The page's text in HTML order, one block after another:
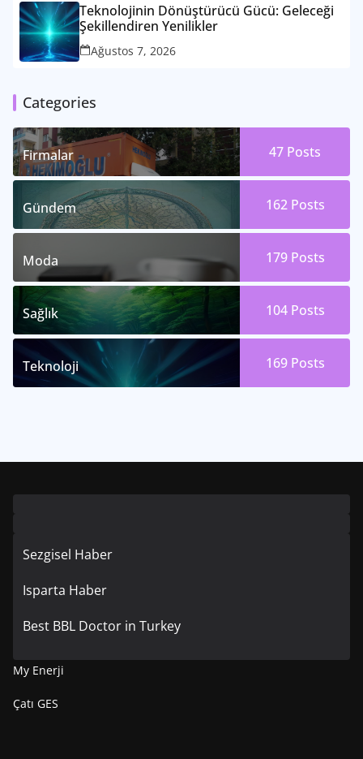
Teknolojinin Dönüştürücü Gücü: Geleceği
Şekillendiren Yenilikler
Ağustos 7, 2026
Categories
Firmalar 47 Posts
Gündem 162 Posts
Moda 179 Posts
Sağlık 104 Posts
Teknoloji 169 Posts
Sezgisel Haber
Isparta Haber
Best BBL Doctor in Turkey
My Enerji
Çatı GES